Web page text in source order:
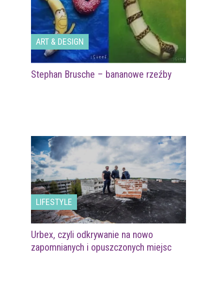
ART & DESIGN
Stephan Brusche – bananowe rzeźby
LIFESTYLE
Urbex, czyli odkrywanie na nowo
zapomnianych i opuszczonych miejsc